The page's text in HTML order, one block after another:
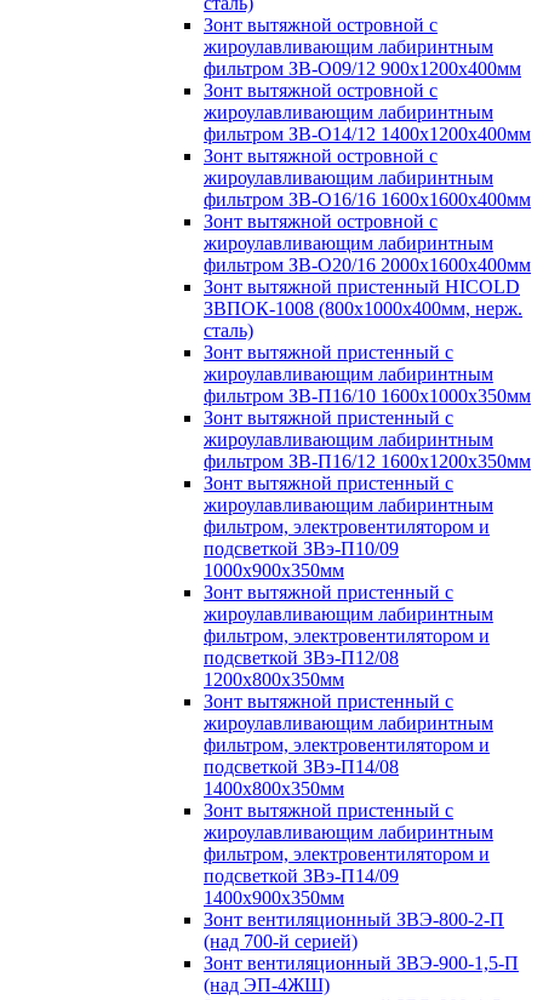
Зонт вытяжной островной с
жироулавливающим лабиринтным
фильтром ЗВ-О09/12 900х1200х400мм
Зонт вытяжной островной с
жироулавливающим лабиринтным
фильтром ЗВ-О14/12 1400х1200х400мм
Зонт вытяжной островной с
жироулавливающим лабиринтным
фильтром ЗВ-О16/16 1600х1600х400мм
Зонт вытяжной островной с
жироулавливающим лабиринтным
фильтром ЗВ-О20/16 2000х1600х400мм
Зонт вытяжной пристенный HICOLD
ЗВПОК-1008 (800х1000х400мм, нерж.
сталь)
Зонт вытяжной пристенный с
жироулавливающим лабиринтным
фильтром ЗВ-П16/10 1600х1000х350мм
Зонт вытяжной пристенный с
жироулавливающим лабиринтным
фильтром ЗВ-П16/12 1600х1200х350мм
Зонт вытяжной пристенный с
жироулавливающим лабиринтным
фильтром, электровентилятором и
подсветкой ЗВэ-П10/09
1000х900х350мм
Зонт вытяжной пристенный с
жироулавливающим лабиринтным
фильтром, электровентилятором и
подсветкой ЗВэ-П12/08
1200х800х350мм
Зонт вытяжной пристенный с
жироулавливающим лабиринтным
фильтром, электровентилятором и
подсветкой ЗВэ-П14/08
1400х800х350мм
Зонт вытяжной пристенный с
жироулавливающим лабиринтным
фильтром, электровентилятором и
подсветкой ЗВэ-П14/09
1400х900х350мм
Зонт вентиляционный ЗВЭ-800-2-П
(над 700-й серией)
Зонт вентиляционный ЗВЭ-900-1,5-П
(над ЭП-4ЖШ)